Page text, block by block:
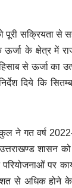
पूरी सक्रियता से
के क्षेत्र में
से ऊर्जा का
दिये कि
ने गत वर्ष
शासन को
पर
से अधिक होने
हर घर
सीएम
आह्वान,
दिवस
POKHARIYAL
COMMENTS